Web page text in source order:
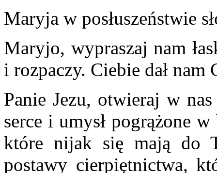
Maryja w posłuszeństwie
Maryjo, wypraszaj nam
i rozpaczy. Ciebie dał nam
Panie Jezu, otwieraj w
serce i umysł pogrążone
które nijak się mają do
postawy cierpiętnictwa,